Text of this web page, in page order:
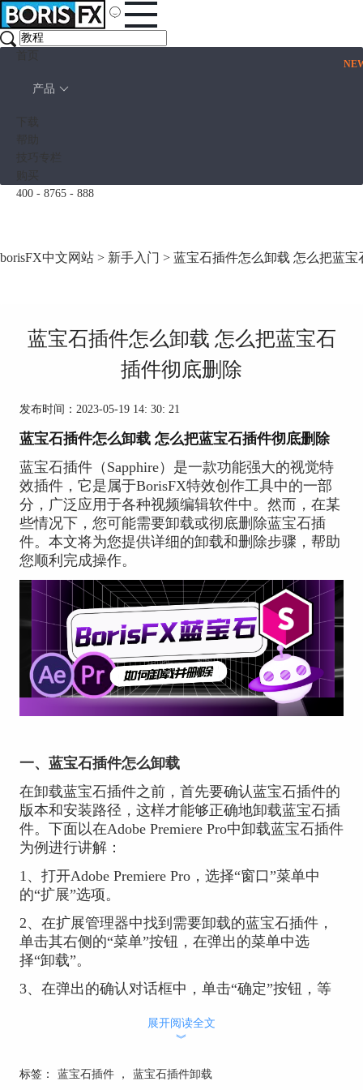
产品
400 - 8765 - 888
borisFX中文网站 > 新手入门 > 蓝宝石插件怎么卸载 怎么把蓝宝
蓝宝石插件怎么卸载 怎么把蓝宝石
插件彻底删除
发布时间：2023-05-19 14: 30: 21
蓝宝石插件怎么卸载 怎么把蓝宝石插件彻底删除
蓝宝石插件（Sapphire）是一款功能强大的视觉特
效插件，它是属于BorisFX特效创作工具中的一部
分，广泛应用于各种视频编辑软件中。然而，在某
些情况下，您可能需要卸载或彻底删除蓝宝石插
件。本文将为您提供详细的卸载和删除步骤，帮助
您顺利完成操作。
一、蓝宝石插件怎么卸载
在卸载蓝宝石插件之前，首先要确认蓝宝石插件的
版本和安装路径，这样才能够正确地卸载蓝宝石插
件。下面以在Adobe Premiere Pro中卸载蓝宝石插件
为例进行讲解：
1、打开Adobe Premiere Pro，选择“窗口”菜单中
的“扩展”选项。
2、在扩展管理器中找到需要卸载的蓝宝石插件，
单击其右侧的“菜单”按钮，在弹出的菜单中选
择“卸载”。
3、在弹出的确认对话框中，单击“确定”按钮，等
4、最后，在Adobe Premiere Pro中重新启动后，检
我们一般建议，在卸载时通过控制面板中的程序管
展开阅读全文
︾
标签： 蓝宝石插件 ， 蓝宝石插件卸载